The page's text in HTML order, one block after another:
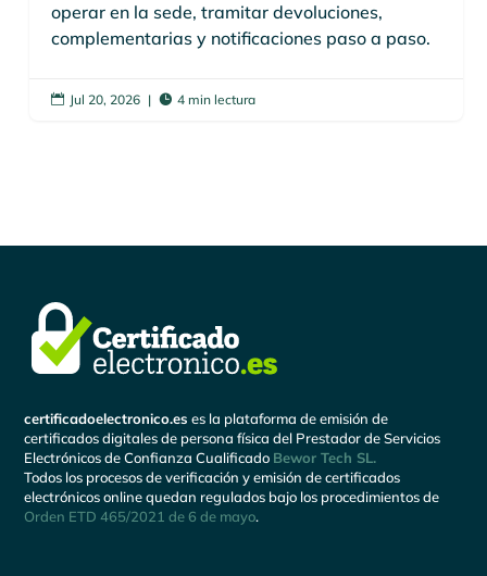
operar en la sede, tramitar devoluciones,
complementarias y notificaciones paso a paso.
 Jul 20, 2026 |  4 min lectura
certificadoelectronico.es es la plataforma de emisión de
certificados digitales de persona física del Prestador de Servicios
Electrónicos de Confianza Cualificado Bewor Tech SL.
Todos los procesos de verificación y emisión de certificados
electrónicos online quedan regulados bajo los procedimientos de
Orden ETD 465/2021 de 6 de mayo.